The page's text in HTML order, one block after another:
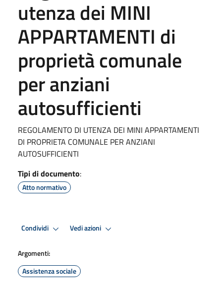
utenza dei MINI
APPARTAMENTI di
proprietà comunale
per anziani
autosufficienti
REGOLAMENTO DI UTENZA DEI MINI APPARTAMENTI
DI PROPRIETA COMUNALE PER ANZIANI
AUTOSUFFICIENTI
Tipi di documento:
Atto normativo
Condividi Vedi azioni
Argomenti:
Assistenza sociale